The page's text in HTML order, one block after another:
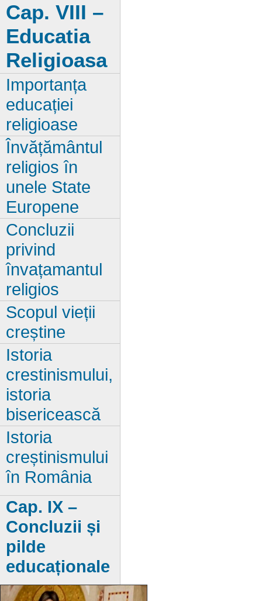
Cap. VIII –
Educatia
Religioasa
Importanța
educației
religioase
Învățământul
religios în
unele State
Europene
Concluzii
privind
învațamantul
religios
Scopul vieții
creștine
Istoria
crestinismului,
istoria
bisericească
Istoria
creștinismului
în România
Cap. IX –
Concluzii și
pilde
educaționale